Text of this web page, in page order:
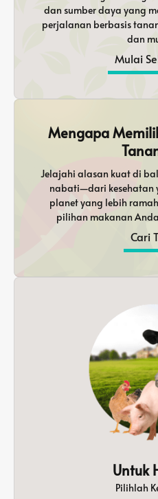
dan sumber daya yang
perjalanan berbasis
dan
Mulai
Mengapa
Jelajahi alasan kuat di
nabati—dari kesehatan
planet yang lebih
pilihan makanan
Cari
Untuk
Pilihlah